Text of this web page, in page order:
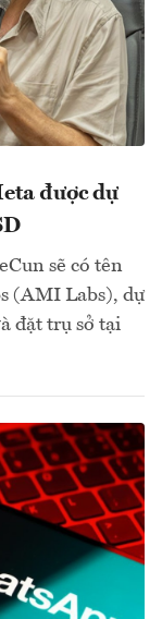
được dự
sẽ có tên
(AMI Labs), dự
đặt trụ sở tại